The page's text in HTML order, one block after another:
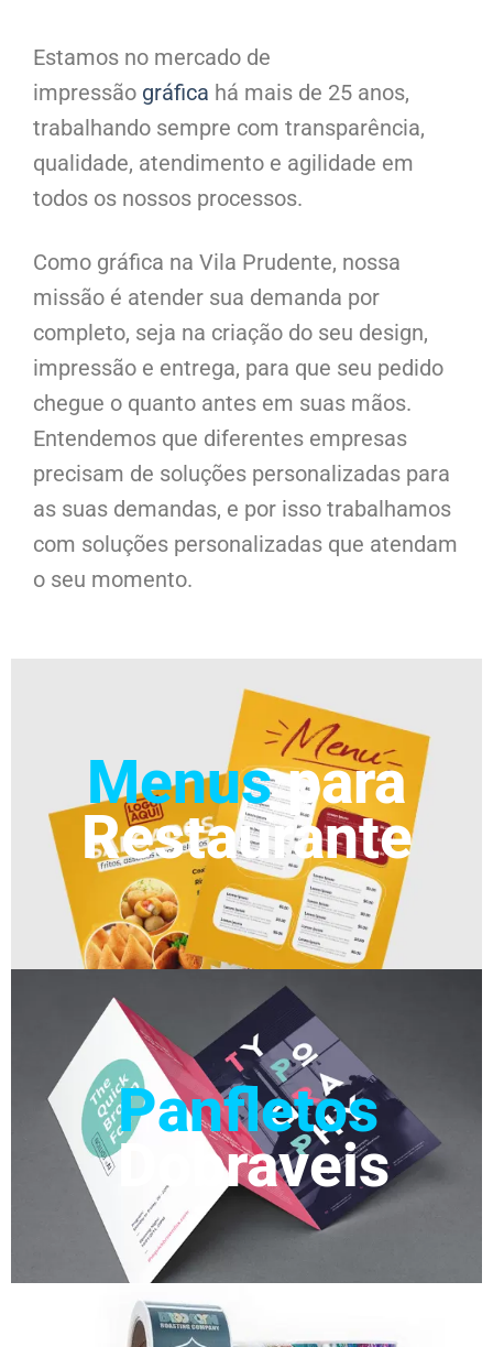
Estamos no mercado de
impressão gráfica há mais de 25 anos,
trabalhando sempre com transparência,
qualidade, atendimento e agilidade em
todos os nossos processos.
Como gráfica na Vila Prudente, nossa
missão é atender sua demanda por
completo, seja na criação do seu design,
impressão e entrega, para que seu pedido
chegue o quanto antes em suas mãos.
Entendemos que diferentes empresas
precisam de soluções personalizadas para
as suas demandas, e por isso trabalhamos
com soluções personalizadas que atendam
o seu momento.
Menuspara
Restaurante
Panfletos
Dobraveis